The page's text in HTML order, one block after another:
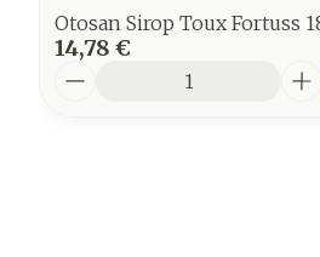
Otosan Sirop Toux Fortuss
14,78 €